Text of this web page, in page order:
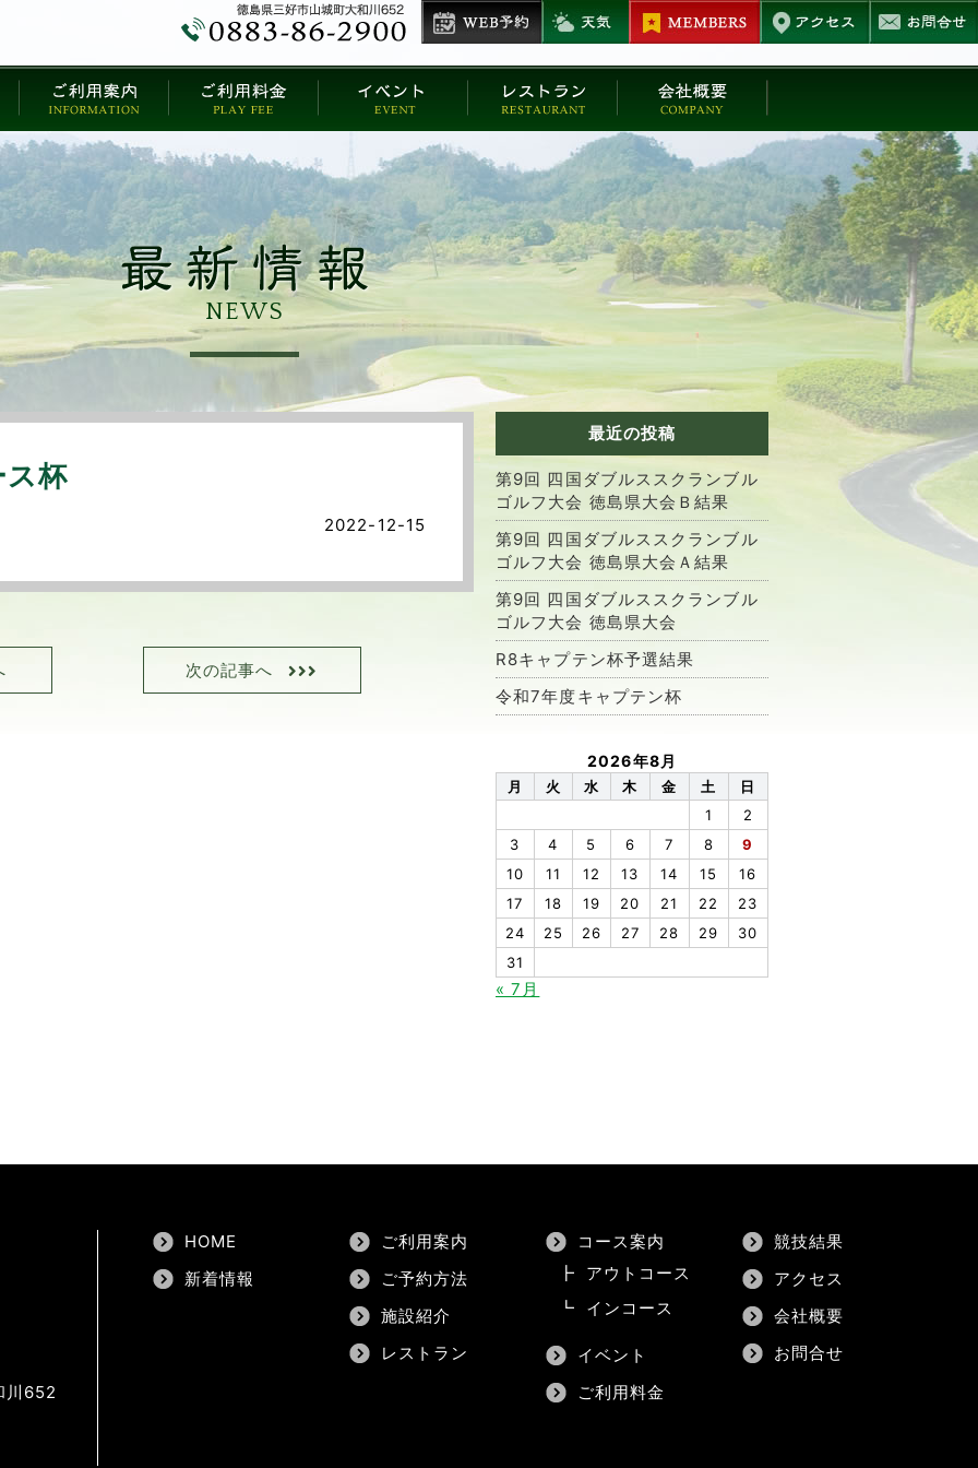
NEWS
杯
2022-12-15
次の記事へ
最近の投稿
第9回 四国ダブルススクランブル
ゴルフ大会 徳島県大会Ｂ結果
第9回 四国ダブルススクランブル
ゴルフ大会 徳島県大会Ａ結果
第9回 四国ダブルススクランブル
ゴルフ大会 徳島県大会
R8キャプテン杯予選結果
令和7年度キャプテン杯
2026年8月
月 火 水 木 金 土
日
1
2
3
4 5 6 7 8
9
10
11 12 13 14 15
16
17
18 19 20 21 22
23
24
25 26 27 28 29
30
31
« 7月
川652
HOME
新着情報
ご利用案内
ご予約方法
施設紹介
レストラン
コース案内
┣
アウトコース
┗
インコース
イベント
ご利用料金
競技結果
アクセス
会社概要
お問合せ